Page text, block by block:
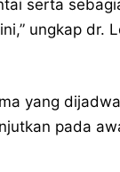
serta
ungkap dr.
yang
pada